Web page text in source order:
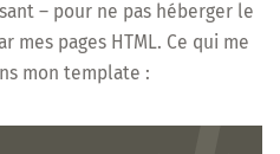
– pour ne pas héberger le
mes pages HTML. Ce qui me
mon template :